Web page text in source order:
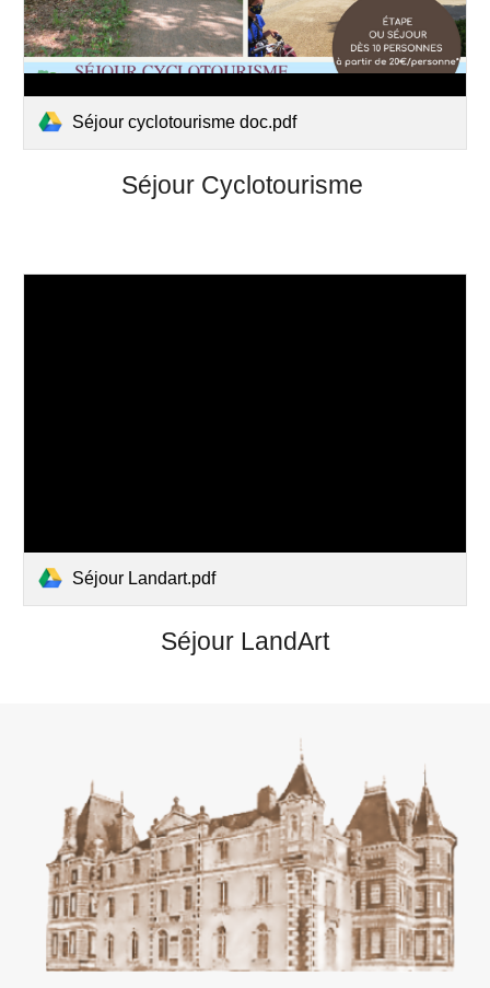
Séjour cyclotourisme doc.pdf
Séjour Cyclotourisme
Séjour Landart.pdf
Séjour LandArt